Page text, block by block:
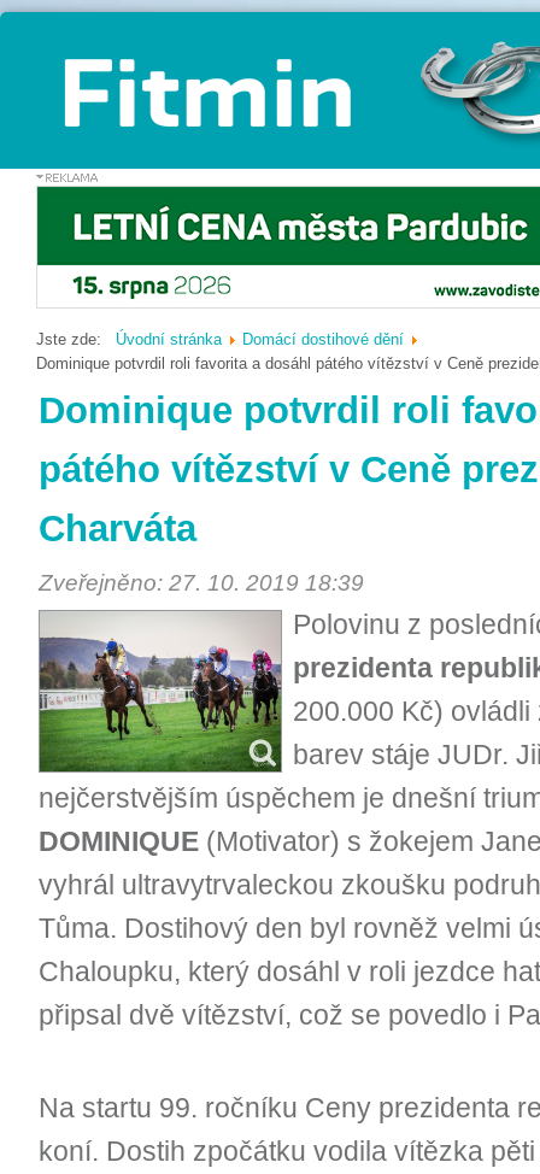
Jste zde: Úvodní stránka
Domácí dostihové dění
Dominique potvrdil roli favorita a dosáhl pátého vítězství v Ceně
Dominique potvrdil roli
pátého vítězství v Ceně
Charváta
Zveřejněno: 27. 10. 2019 18:39
Polovinu z
prezidenta
200.000 Kč)
barev stáje JUDr.
nejčerstvějším úspěchem je dnešní
DOMINIQUE (Motivator) s žokejem
vyhrál ultravytrvaleckou zkoušku
Tůma. Dostihový den byl rovněž velmi
Chaloupku, který dosáhl v roli jezdce
připsal dvě vítězství, což se povedlo i
Na startu 99. ročníku Ceny prezidenta
koní. Dostih zpočátku vodila vítězka